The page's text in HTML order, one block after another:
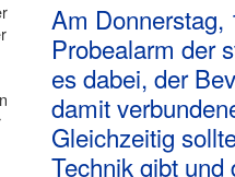
Am Donnerstag,
Probealarm der
es dabei, der
damit
Gleichzeitig
Technik gibt